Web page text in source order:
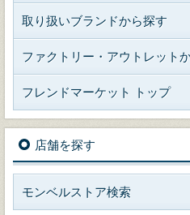
取り扱いブランドから探す
ファクトリー・アウトレット
フレンドマーケット トップ
店舗を探す
モンベルストア検索